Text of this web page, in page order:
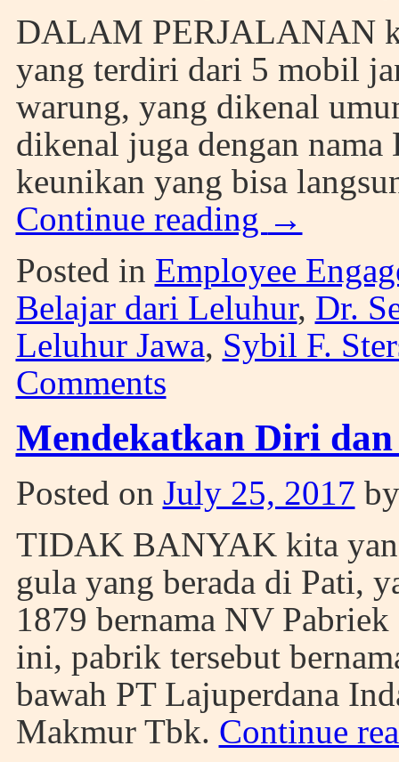
DALAM PERJALANAN
yang terdiri dari 5 mobil
warung, yang dikenal
dikenal juga dengan
keunikan yang bisa
Continue reading →
Posted in Employee
Belajar dari Leluhur, Dr.
Leluhur Jawa, Sybil F.
Comments
Mendekatkan Diri
Posted on July 25, 2017 by
TIDAK BANYAK kita
gula yang berada di Pati,
1879 bernama NV
ini, pabrik tersebut
bawah PT Lajuperdana
Makmur Tbk. Continue